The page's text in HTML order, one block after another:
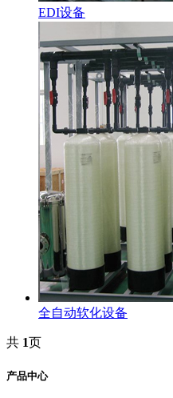
EDI设备
全自动软化设备
共 1页
产品中心